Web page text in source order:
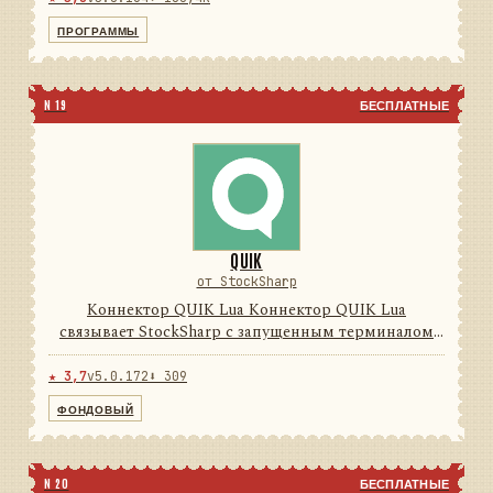
Программы Дизайнер, Те...
ПРОГРАММЫ
N 19 БЕСПЛАТНЫЕ
QUIK
от StockSharp
Коннектор QUIK Lua Коннектор QUIK Lua
связывает StockSharp с запущенным терминалом
QUIK через поставляемый Lua-модуль и локальные
FIX-сессии. Он преобразует обратные вызовы,
таблицы и транзакции терми...
★ 3,7v5.0.172 ⬇ 309
ФОНДОВЫЙ
N 20 БЕСПЛАТНЫЕ